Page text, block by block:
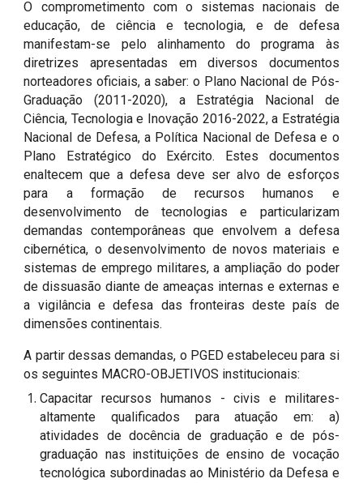
O comprometimento com o sistemas nacionais de
educação, de ciência e tecnologia, e de defesa
manifestam-se pelo alinhamento do programa às
diretrizes apresentadas em diversos documentos
norteadores oficiais, a saber: o Plano Nacional de Pós-
Graduação (2011-2020), a Estratégia Nacional de
Ciência, Tecnologia e Inovação 2016-2022, a Estratégia
Nacional de Defesa, a Política Nacional de Defesa e o
Plano Estratégico do Exército. Estes documentos
enaltecem que a defesa deve ser alvo de esforços
para a formação de recursos humanos e
desenvolvimento de tecnologias e particularizam
demandas contemporâneas que envolvem a defesa
cibernética, o desenvolvimento de novos materiais e
sistemas de emprego militares, a ampliação do poder
de dissuasão diante de ameaças internas e externas e
a vigilância e defesa das fronteiras deste país de
dimensões continentais.
A partir dessas demandas, o PGED estabeleceu para si
os seguintes MACRO-OBJETIVOS institucionais:
Capacitar recursos humanos - civis e militares-
altamente qualificados para atuação em: a)
atividades de docência de graduação e de pós-
graduação nas instituições de ensino de vocação
tecnológica subordinadas ao Ministério da Defesa e